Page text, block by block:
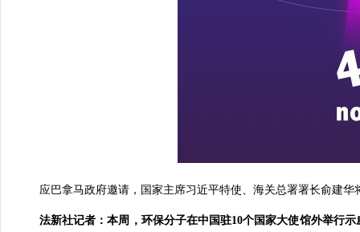
应巴拿马政府邀请，国家主席习近平特使、海关总署署长俞建
法新社记者：本周，环保分子在中国驻10个国家大使馆外举行